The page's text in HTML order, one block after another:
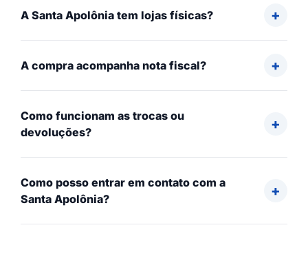
A Santa Apolônia tem lojas físicas?
A compra acompanha nota fiscal?
Como funcionam as trocas ou
devoluções?
Como posso entrar em contato com a
Santa Apolônia?